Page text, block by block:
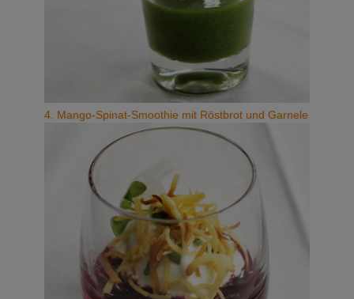
4. Mango-Spinat-Smoothie mit Röstbrot und Garnele